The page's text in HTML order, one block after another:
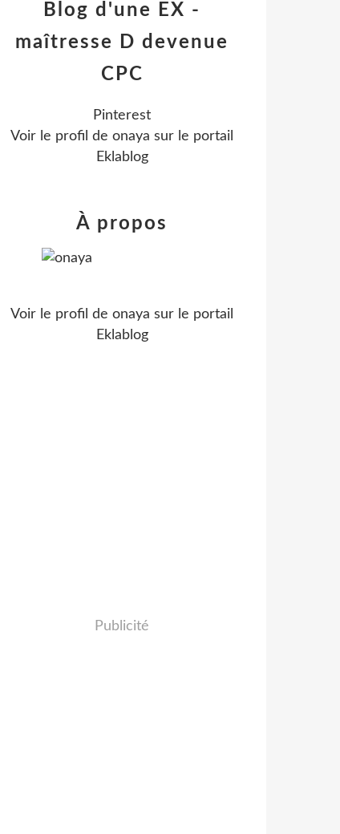
Blog d'une EX -
maîtresse D devenue
CPC
Pinterest
Voir le profil de onaya sur le portail
Eklablog
À propos
Voir le profil de onaya sur le portail
Eklablog
Publicité